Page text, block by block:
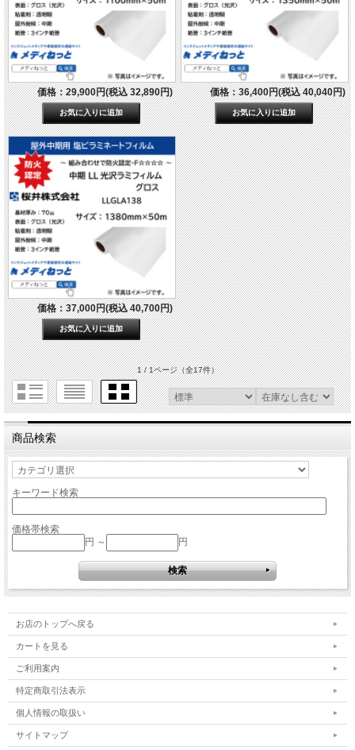
価格：29,900円(税込 32,890円) 価格：36,400円(税込 40,040円)
価格：37,000円(税込 40,700円)
1 / 1ページ（全17件）
商品検索
キーワード検索
価格帯検索
円 ～
円
お店のトップへ戻る
カートを見る
ご利用案内
特定商取引法表示
個人情報の取扱い
サイトマップ